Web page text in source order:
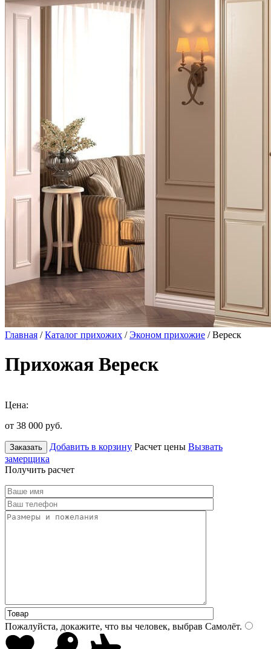
Главная /Каталог прихожих /Эконом прихожие / Вереск
Прихожая Вереск
Цена:
от 38 000 руб.
Заказать Добавить в корзину Расчет цены Вызвать
замерщика
Получить расчет
Пожалуйста, докажите, что вы человек, выбрав Самолёт.